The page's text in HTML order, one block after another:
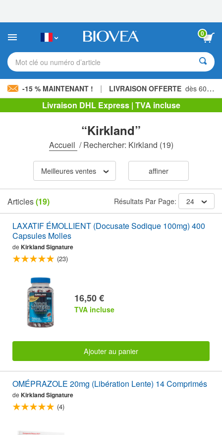
:
site
comprend
un
d'accessibilité.
0
Mot clé ou numéro d’article
-15 % MAINTENANT ! | LIVRAISON OFFERTE dès 60,00 € »
Livraison DHL Express | TVA incluse
“Kirkland”
Accueil /Rechercher: Kirkland (19)
Meilleures ventes affiner
Articles(19) Résultats Par Page: 24
LAXATIF ÉMOLLIENT (Docusate Sodique 100mg) 400
Capsules Molles
de Kirkland Signature
(23)
16,50 €
TVA incluse
Ajouter au panier
OMÉPRAZOLE 20mg (Libération Lente) 14 Comprimés
de Kirkland Signature
(4)